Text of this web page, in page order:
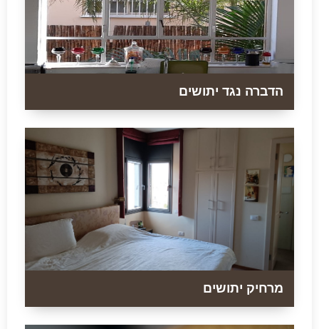
הדברה נגד יתושים
מרחיק יתושים